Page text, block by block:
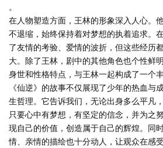
。
在人物塑造方面，王林的形象深入人心。
不退缩，始终保持着对梦想的执着追求。
了友情的考验、爱情的波折，但这些经历
大。除了王林，剧中的其他角色也个性鲜
身世和性格特点，与王林一起构成了一个
《仙逆》的故事不仅展现了少年的热血与
生哲理。它告诉我们，无论出身多么平凡
只要心中有梦想，有坚定的信念，并为之
现自己的价值，创造属于自己的辉煌。同
情、亲情的描绘也十分动人，让观众在感